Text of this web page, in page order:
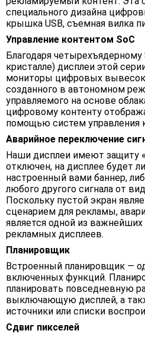
специального дизайна
крышка USB, съемная вилка
Управление контентом SoC
Благодаря четырехъядерному
кристалле) дисплеи этой
мониторы цифровых вывесок
созданного в автономном
управляемого на основе
цифровому контенту
помощью систем управления
Аварийное переключение
Наши дисплеи имеют защиту
отключен, на дисплее будет
настроенный вами баннер,
любого другого сигнала от
Поскольку пустой экран
сценарием для рекламы,
является одной из
рекламных дисплеев.
Планировщик
Встроенный планировщик —
включенных функций.
планировать повседневную
выключающую дисплей, а
источники или списки
Сдвиг пикселей